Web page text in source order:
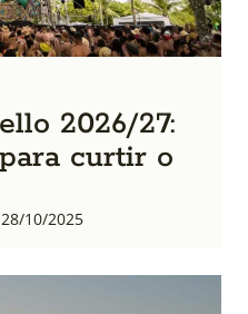
2026/27:
curtir o
10/2025